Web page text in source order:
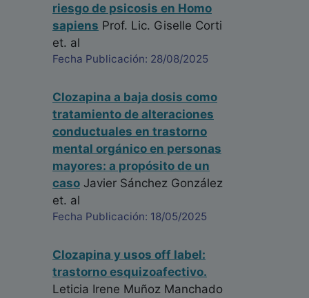
riesgo de psicosis en Homo
sapiens Prof. Lic. Giselle Corti
et. al
Fecha Publicación: 28/08/2025
Clozapina a baja dosis como
tratamiento de alteraciones
conductuales en trastorno
mental orgánico en personas
mayores: a propósito de un
caso Javier Sánchez González
et. al
Fecha Publicación: 18/05/2025
Clozapina y usos off label:
trastorno esquizoafectivo.
Leticia Irene Muñoz Manchado